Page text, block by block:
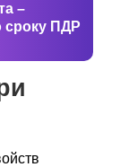
–
сроку ПДР